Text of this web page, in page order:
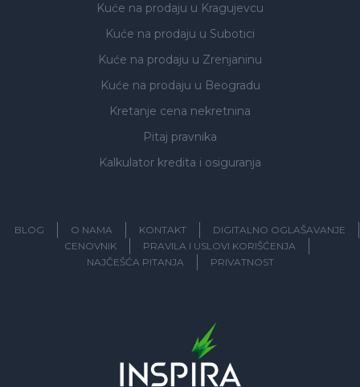
Kuće na prodaju u Kragujevcu
Kuće na prodaju u Subotici
Kuće na prodaju u Zrenjaninu
Kuće na prodaju u Beogradu
Kretanje cena nekretnina
Pitaj pravnika
Kalkulator kredita i osiguranja
BLOG O NAMA KONTAKT
DIGITALNO OGLAŠAVANJE
CENOVNIK
PRAVILA I USLOVI KORIŠĆENJA
NAJČEŠĆA PITANJA
PRIVATNOST